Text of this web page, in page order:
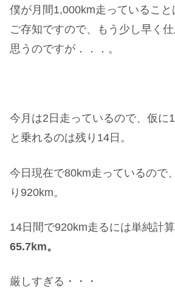
僕が月間1,000km走っていること
ご存知ですので、もう少し早く
思うのですが．．．。
今月は2日走っているので、仮に
と乗れるのは残り14日。
今日現在で80km走っているので
り920km。
14日間で920km走るには単純計
65.7km。
厳しすぎる・・・